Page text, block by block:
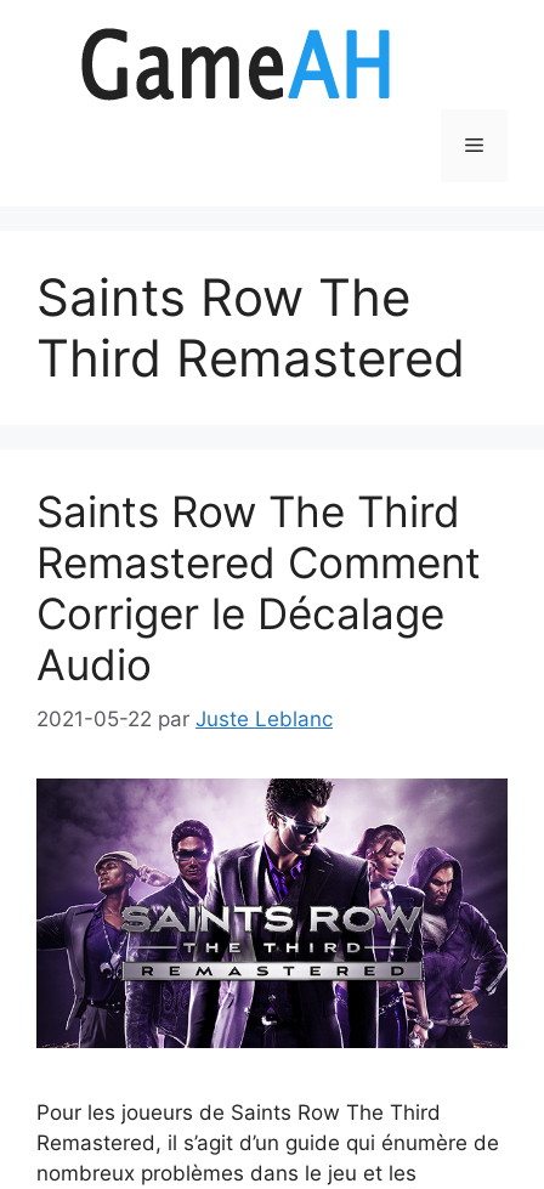
Menu
Saints Row The
Third Remastered
Saints Row The Third
Remastered Comment
Corriger le Décalage
Audio
2021-05-22 par Juste Leblanc
Pour les joueurs de Saints Row The Third
Remastered, il s’agit d’un guide qui énumère de
nombreux problèmes dans le jeu et les